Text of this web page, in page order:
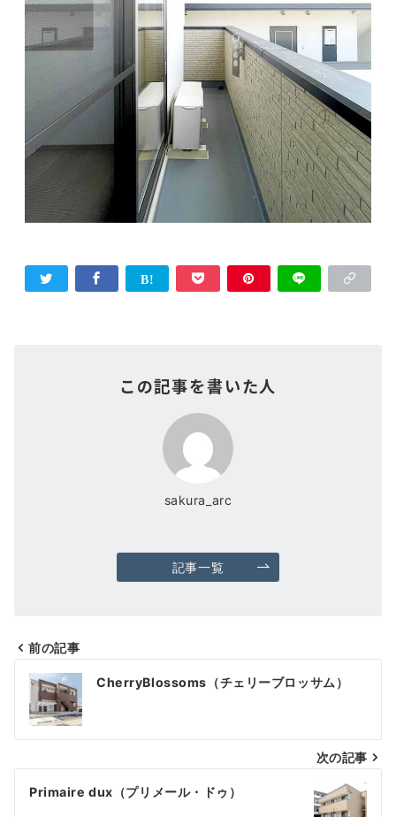
この記事を書いた人
sakura_arc
記事一覧
投
稿
ナ
ビ
ゲ
前の記事
CherryBlossoms（チェリーブロッサム）
次の記事
Primaire dux（プリメール・ドゥ）